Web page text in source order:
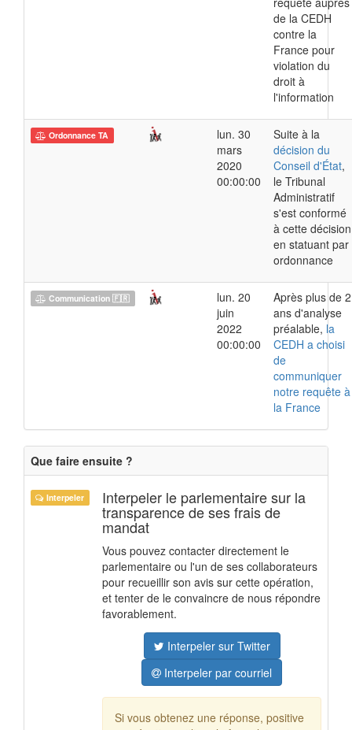
de la CEDH
contre la
France pour
violation du
droit à
l'information
Ordonnance TA
lun. 30
mars
2020
00:00:00
Suite à la
décision du
Conseil d'État,
le Tribunal
Administratif
s'est conformé
à cette décision
en statuant par
ordonnance
Communication 🇫🇷
lun. 20
juin
2022
00:00:00
Après plus de 2
ans d'analyse
préalable, la
CEDH a choisi
de
communiquer
notre requête à
la France
Que faire ensuite ?
Interpeler Interpeler le parlementaire sur la
transparence de ses frais de
mandat
Vous pouvez contacter directement le
parlementaire ou l'un de ses collaborateurs
pour recueillir son avis sur cette opération,
et tenter de le convaincre de nous répondre
favorablement.
Interpeler sur Twitter
Interpeler par courriel
Si vous obtenez une réponse, positive